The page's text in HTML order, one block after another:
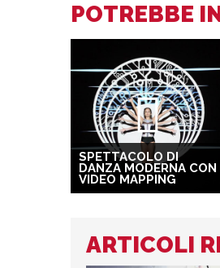
POTREBBE
SPETTACOLO DI
DANZA MODERNA CON
VIDEO MAPPING
ARTICOLI